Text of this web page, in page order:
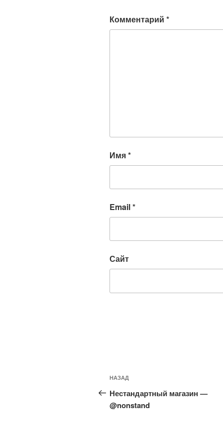
Комментарий *
Имя*
Email*
Сайт
Навигация
по
записям
Предыдущая
запись:
НАЗАД
Нестандартный магазин —
@nonstand